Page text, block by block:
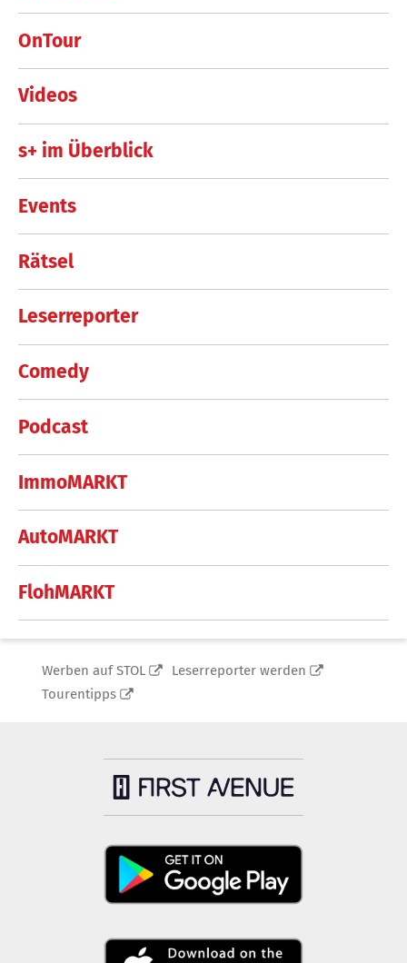
OnTour
Videos
s+ im Überblick
Events
Rätsel
Leserreporter
Comedy
Podcast
ImmoMARKT
AutoMARKT
FlohMARKT
Werben auf STOL
Leserreporter werden
Tourentipps